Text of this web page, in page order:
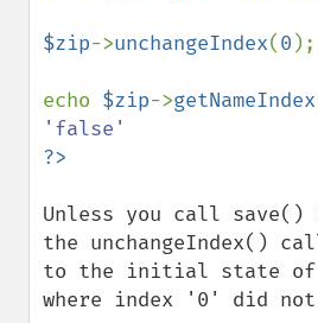
$zip->unchangeIndex(0 );
echo $zip->getNameIndex
Unless you call save()
the unchangeIndex()
to the initial state of
where index '0' did